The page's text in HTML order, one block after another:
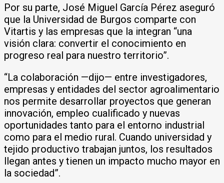
Por su parte, José Miguel García Pérez aseguró
que la Universidad de Burgos comparte con
Vitartis y las empresas que la integran “una
visión clara: convertir el conocimiento en
progreso real para nuestro territorio”.
“La colaboración —dijo— entre investigadores,
empresas y entidades del sector agroalimentario
nos permite desarrollar proyectos que generan
innovación, empleo cualificado y nuevas
oportunidades tanto para el entorno industrial
como para el medio rural. Cuando universidad y
tejido productivo trabajan juntos, los resultados
llegan antes y tienen un impacto mucho mayor en
la sociedad”.